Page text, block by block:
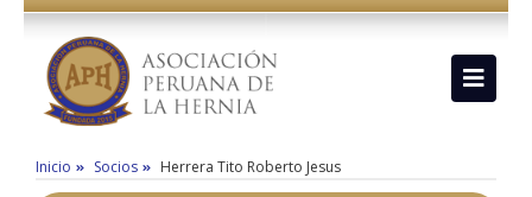
Inicio Socios Herrera Tito Roberto Jesus